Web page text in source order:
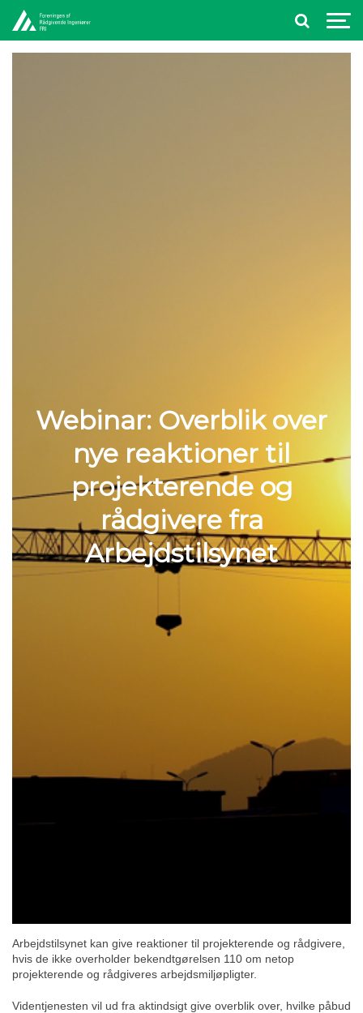
Webinar: Overblik over
nye reaktioner til
projekterende og
rådgivere fra
Arbejdstilsynet
Arbejdstilsynet kan give reaktioner til projekterende og rådgivere,
hvis de ikke overholder bekendtgørelsen 110 om netop
projekterende og rådgiveres arbejdsmiljøpligter.
Videntjenesten vil ud fra aktindsigt give overblik over, hvilke påbud